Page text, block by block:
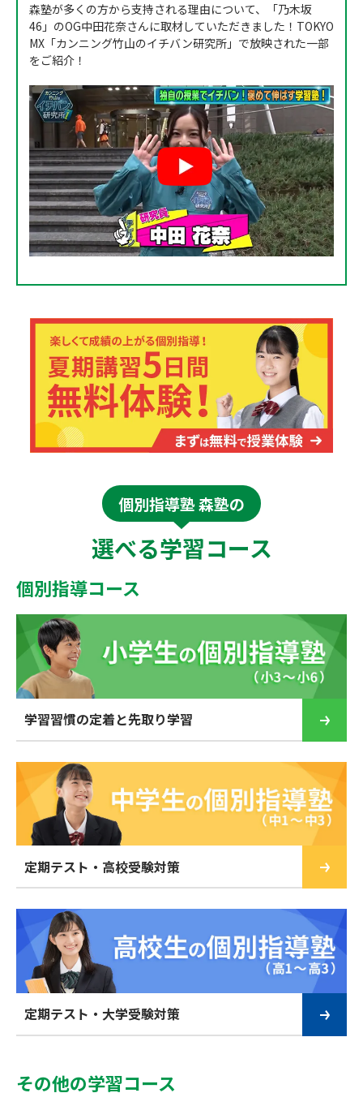
森塾が多くの方から支持される理由について、「乃木坂
46」のOG中田花奈さんに取材していただきました！TOKYO
MX「カンニング竹山のイチバン研究所」で放映された一部
をご紹介！
個別指導塾 森塾の
選べる学習コース
個別指導コース
学習習慣の定着と先取り学習
定期テスト・高校受験対策
定期テスト・大学受験対策
その他の学習コース